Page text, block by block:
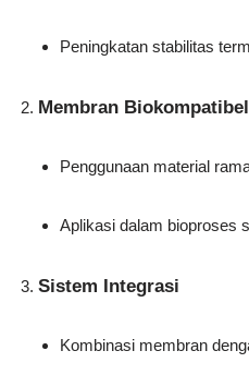
Peningkatan stabilitas
Membran Biokompatibel
Penggunaan material
Aplikasi dalam bioproses
Sistem Integrasi
Kombinasi membran